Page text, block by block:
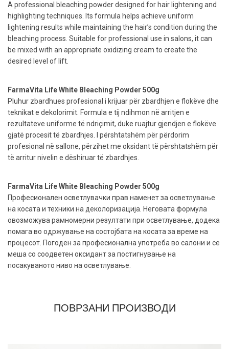
A professional bleaching powder designed for hair lightening and
highlighting techniques. Its formula helps achieve uniform
lightening results while maintaining the hair’s condition during the
bleaching process. Suitable for professional use in salons, it can
be mixed with an appropriate oxidizing cream to create the
desired level of lift.
FarmaVita Life White Bleaching Powder 500g
Pluhur zbardhues profesional i krijuar për zbardhjen e flokëve dhe
teknikat e dekolorimit. Formula e tij ndihmon në arritjen e
rezultateve uniforme të ndriçimit, duke ruajtur gjendjen e flokëve
gjatë procesit të zbardhjes. I përshtatshëm për përdorim
profesional në sallone, përzihet me oksidant të përshtatshëm për
të arritur nivelin e dëshiruar të zbardhjes.
FarmaVita Life White Bleaching Powder 500g
Професионален осветлувачки прав наменет за осветлување
на косата и техники на деколоризација. Неговата формула
овозможува рамномерни резултати при осветлување, додека
помага во одржување на состојбата на косата за време на
процесот. Погоден за професионална употреба во салони и се
меша со соодветен оксидант за постигнување на
посакуваното ниво на осветлување.
ПОВРЗАНИ ПРОИЗВОДИ